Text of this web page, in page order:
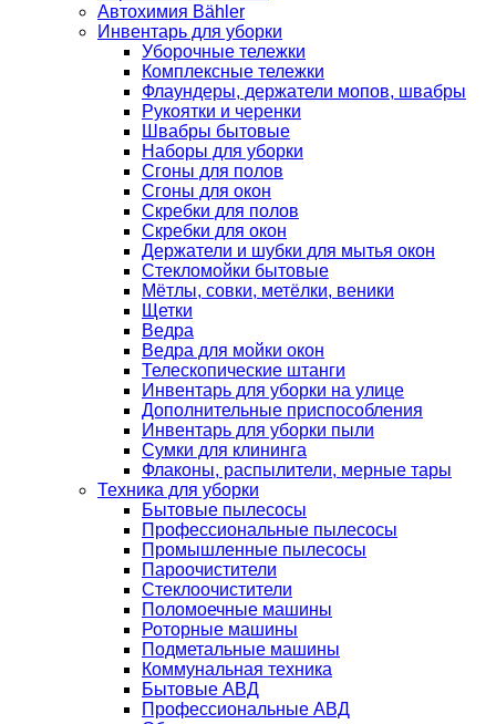
Автохимия Bähler
Инвентарь для уборки
Уборочные тележки
Комплексные тележки
Флаундеры, держатели мопов, швабры
Рукоятки и черенки
Швабры бытовые
Наборы для уборки
Сгоны для полов
Сгоны для окон
Скребки для полов
Скребки для окон
Держатели и шубки для мытья окон
Стекломойки бытовые
Мётлы, совки, метёлки, веники
Щетки
Ведра
Ведра для мойки окон
Телескопические штанги
Инвентарь для уборки на улице
Дополнительные приспособления
Инвентарь для уборки пыли
Сумки для клининга
Флаконы, распылители, мерные тары
Техника для уборки
Бытовые пылесосы
Профессиональные пылесосы
Промышленные пылесосы
Пароочистители
Стеклоочистители
Поломоечные машины
Роторные машины
Подметальные машины
Коммунальная техника
Бытовые АВД
Профессиональные АВД